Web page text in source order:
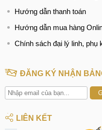
Hướng dẫn thanh toán
Hướng dẫn mua hàng
Chính sách đại lý linh, phụ
ĐĂNG KÝ NHẬN
LIÊN KẾT